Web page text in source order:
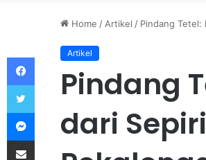
Home / Artikel / Pindang Tetel:
Artikel
Pindang
dari
Facebook
Messenger